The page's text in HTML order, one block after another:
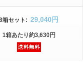
箱セット : 29,040円
1箱あたり約3,630円